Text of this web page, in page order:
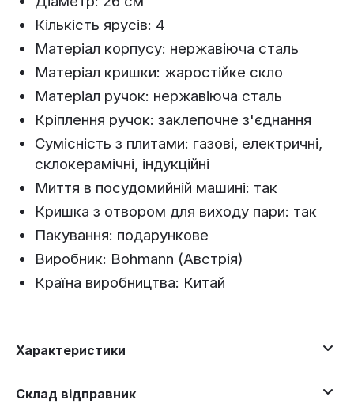
Кількість ярусів: 4
Матеріал корпусу: нержавіюча сталь
Матеріал кришки: жаростійке скло
Матеріал ручок: нержавіюча сталь
Кріплення ручок: заклепочне з'єднання
Сумісність з плитами: газові, електричні,
склокерамічні, індукційні
Миття в посудомийній машині: так
Кришка з отвором для виходу пари: так
Пакування: подарункове
Виробник: Bohmann (Австрія)
Країна виробництва: Китай
Характеристики
Склад відправник